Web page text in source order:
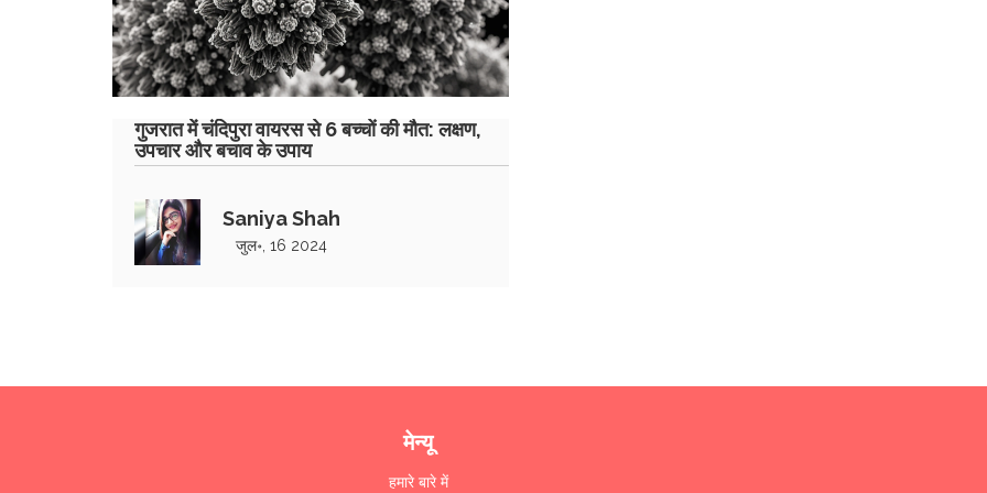
गुजरात में चंदिपुरा वायरस से 6 बच्चों की मौत: लक्षण,
उपचार और बचाव के उपाय
Saniya Shah
जुल॰, 16 2024
मेन्यू
हमारे बारे में